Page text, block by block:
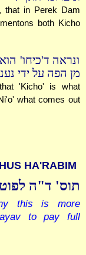
that in Perek Dam
both Kicho
ונראה ד'כיחו'
מן הפה על ידי
'Kicho' is what
what comes out
HA'RABIM
תוס' ד"ה
this is more
to pay full